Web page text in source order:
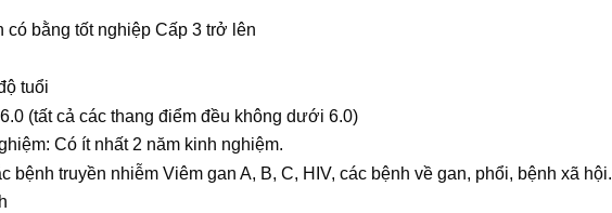
có bằng tốt nghiệp Cấp 3 trở lên
tuổi
(tất cả các thang điểm đều không dưới 6.0)
Có ít nhất 2 năm kinh nghiệm.
bệnh truyền nhiễm Viêm gan A, B, C, HIV, các bệnh về gan, phổi, bệnh xã hội.